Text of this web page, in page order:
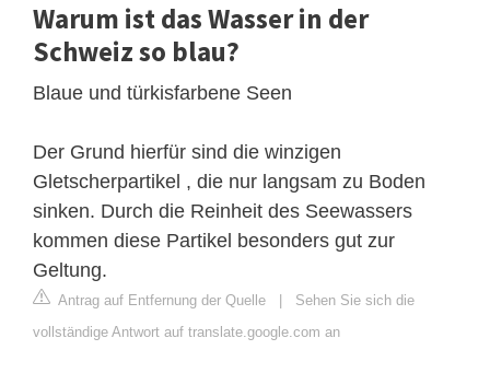
Warum ist das Wasser in der
Schweiz so blau?
Blaue und türkisfarbene Seen
Der Grund hierfür sind die winzigen
Gletscherpartikel , die nur langsam zu Boden
sinken. Durch die Reinheit des Seewassers
kommen diese Partikel besonders gut zur
Geltung.
Antrag auf Entfernung der Quelle
Sehen Sie sich die
vollständige Antwort auf translate.google.com an